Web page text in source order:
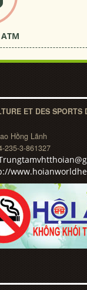
ET DES
Hồng Lãnh
235-3-861327